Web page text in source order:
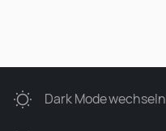
Dark Modewechseln